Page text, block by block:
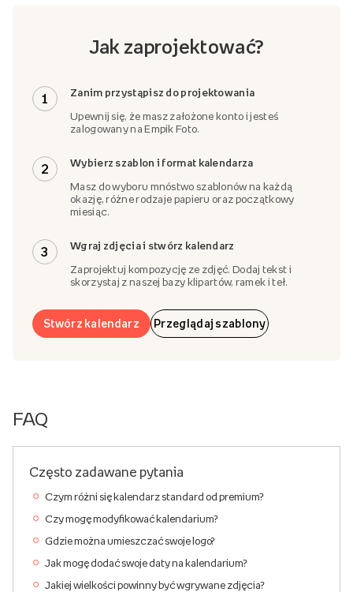
Jak zaprojektować?
1 Zanim przystąpisz do projektowania
Upewnij się, że masz założone konto i jesteś
zalogowany na Empik Foto.
2 Wybierz szablon i format kalendarza
Masz do wyboru mnóstwo szablonów na każdą
okazję, różne rodzaje papieru oraz początkowy
miesiąc.
3 Wgraj zdjęcia i stwórz kalendarz
Zaprojektuj kompozycję ze zdjęć. Dodaj tekst i
skorzystaj z naszej bazy klipartów, ramek i teł.
Stwórz kalendarz Przeglądaj szablony
FAQ
Często zadawane pytania
Czym różni się kalendarz standard od premium?
Czy mogę modyfikować kalendarium?
Gdzie można umieszczać swoje logo?
Jak mogę dodać swoje daty na kalendarium?
Jakiej wielkości powinny być wgrywane zdjęcia?